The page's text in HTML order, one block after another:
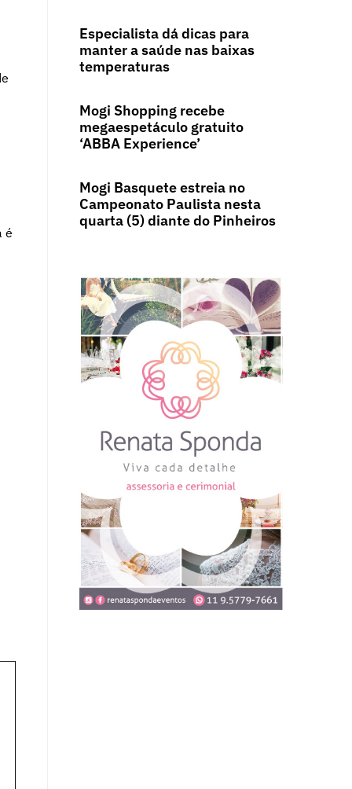
é
Especialista dá dicas para
manter a saúde nas baixas
temperaturas
Mogi Shopping recebe
megaespetáculo gratuito
‘ABBA Experience’
Mogi Basquete estreia no
Campeonato Paulista nesta
quarta (5) diante do Pinheiros